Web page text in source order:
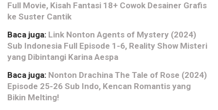
Full Movie, Kisah Fantasi 18+ Cowok Desainer Grafis
ke Suster Cantik
Baca juga: Link Nonton Agents of Mystery (2024)
Sub Indonesia Full Episode 1-6, Reality Show Misteri
yang Dibintangi Karina Aespa
Baca juga: Nonton Drachina The Tale of Rose (2024)
Episode 25-26 Sub Indo, Kencan Romantis yang
Bikin Melting!